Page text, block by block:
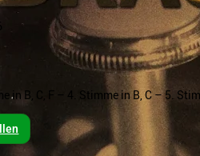
in B, C, F – 4. Stimme in B, C – 5.